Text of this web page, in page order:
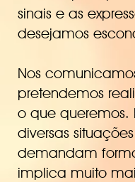
sinais e as
desejamos
Nos
pretendemos
o que queremos.
diversas
demandam
implica muito